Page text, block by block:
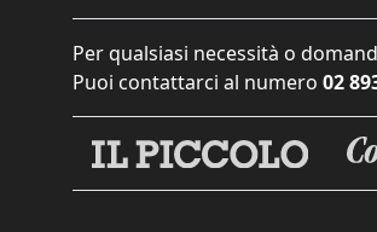
Per qualsiasi necessità o
Puoi contattarci al numero 02